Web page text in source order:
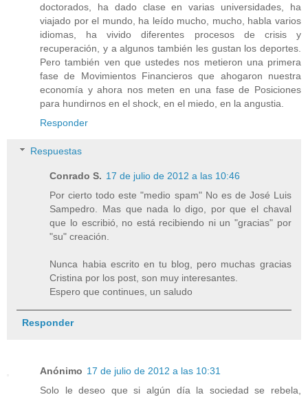
doctorados, ha dado clase en varias universidades, ha
viajado por el mundo, ha leído mucho, mucho, habla varios
idiomas, ha vivido diferentes procesos de crisis y
recuperación, y a algunos también les gustan los deportes.
Pero también ven que ustedes nos metieron una primera
fase de Movimientos Financieros que ahogaron nuestra
economía y ahora nos meten en una fase de Posiciones
para hundirnos en el shock, en el miedo, en la angustia.
Responder
Respuestas
Conrado S. 17 de julio de 2012 a las 10:46
Por cierto todo este "medio spam" No es de José Luis
Sampedro. Mas que nada lo digo, por que el chaval
que lo escribió, no está recibiendo ni un "gracias" por
"su" creación.
Nunca habia escrito en tu blog, pero muchas gracias
Cristina por los post, son muy interesantes.
Espero que continues, un saludo
Responder
Anónimo 17 de julio de 2012 a las 10:31
Solo le deseo que si algún día la sociedad se rebela,